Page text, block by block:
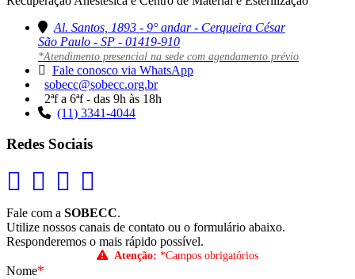
Al. Santos, 1893 - 9° andar - Cerqueira César
São Paulo - SP - 01419-910
*Atendimento presencial na sede com agendamento prévio
Fale conosco via WhatsApp
sobecc@sobecc.org.br
2ªf a 6ªf - das 9h às 18h
(11) 3341-4044
Redes Sociais
Fale com a SOBECC.
Utilize nossos canais de contato ou o formulário abaixo.
Responderemos o mais rápido possível.
Atenção: *Campos obrigatórios
Nome*